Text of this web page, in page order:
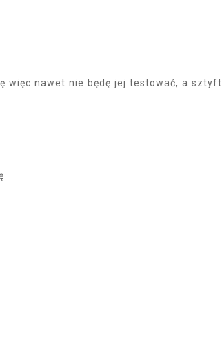
więc nawet nie będę jej testować, a sztyft